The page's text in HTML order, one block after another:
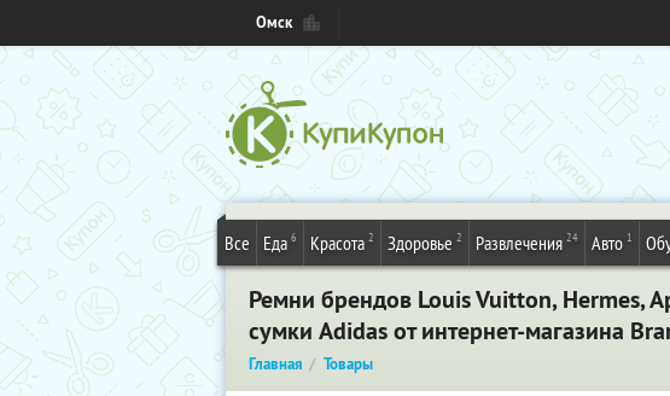
Омск
Все Еда 6 Красота 2 Здоровье 2 Развлечения 24 Авто 1
Ремни брендов Louis Vuitton, Hermes,
сумки Adidas от интернет-магазина
Главная Товары